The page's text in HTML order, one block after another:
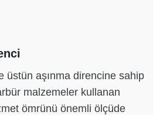
üstün aşınma direncine sahip
malzemeler kullanan
ömrünü önemli ölçüde